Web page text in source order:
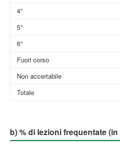
4°
5°
6°
Fuori corso
Non accertabile
Totale
b) % di lezioni frequentate